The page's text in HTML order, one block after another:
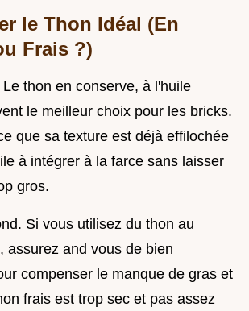
le Thon Idéal (En
Frais ?)
thon en conserve, à l'huile
le meilleur choix pour les bricks.
que sa texture est déjà effilochée
à intégrer à la farce sans laisser
gros.
Si vous utilisez du thon au
assurez and vous de bien
compenser le manque de gras et
frais est trop sec et pas assez